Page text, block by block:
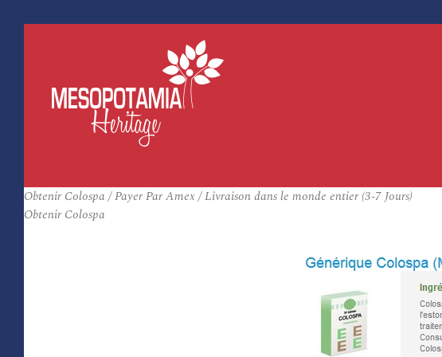
Obtenir Colospa / Payer Par Amex / Livraison dans le monde entier (3-7 Jours)
Obtenir Colospa